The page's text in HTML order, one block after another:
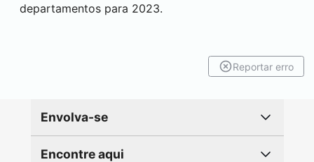
departamentos para 2023.
Reportar erro
Envolva-se
Encontre aqui